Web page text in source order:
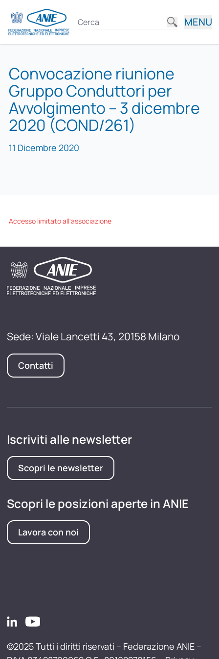
MENU
Convocazione riunione
Gruppo Conduttori per
Avvolgimento – 3 dicembre
2020 (COND/261)
11 Dicembre 2020
Accesso limitato all'associazione
Sede: Viale Lancetti 43, 20158 Milano
Contatti
Iscriviti alle newsletter
Scopri le newsletter
Scopri le posizioni aperte in ANIE
Lavora con noi
©2025 Tutti i diritti riservati – Federazione ANIE –